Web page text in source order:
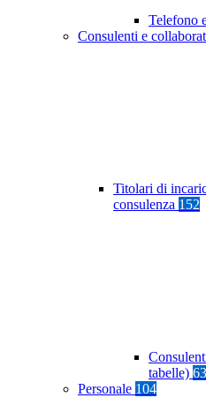
Telefono
Consulenti e
Titolari di
consulenza 152
tabelle) 63
Personale 104